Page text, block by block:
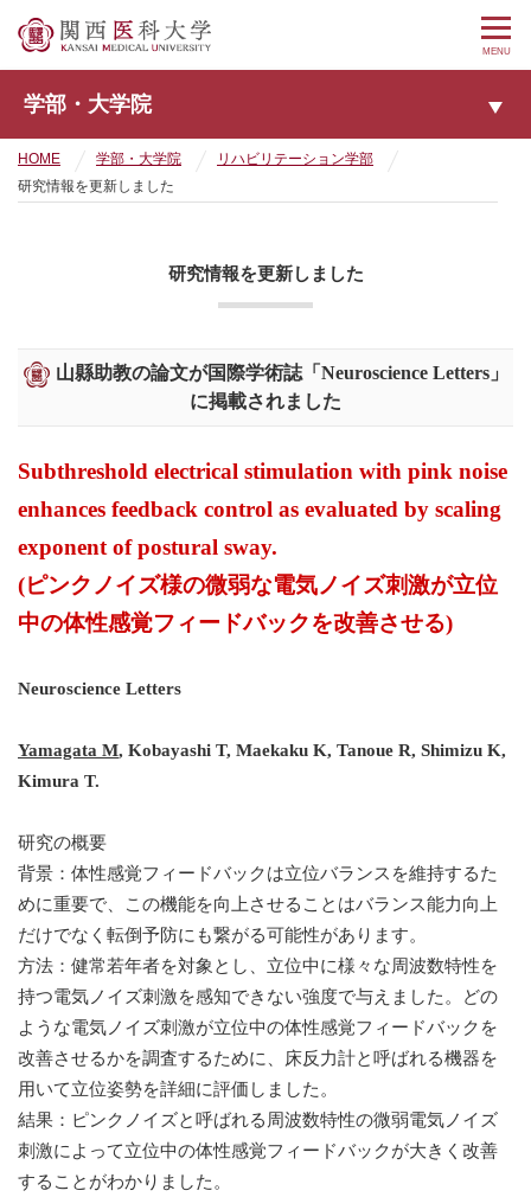
MENU
学部・大学院
HOME 学部・大学院
リハビリテーション学部
研究情報を更新しました
研究情報を更新しました
山縣助教の論文が国際学術誌「Neuroscience Letters」
に掲載されました
Subthreshold electrical stimulation with pink noise
enhances feedback control as evaluated by scaling
exponent of postural sway.
(ピンクノイズ様の微弱な電気ノイズ刺激が立位
中の体性感覚フィードバックを改善させる)
Neuroscience Letters
Yamagata M, Kobayashi T, Maekaku K, Tanoue R, Shimizu K,
Kimura T.
研究の概要
背景：体性感覚フィードバックは立位バランスを維持するた
めに重要で、この機能を向上させることはバランス能力向上
だけでなく転倒予防にも繋がる可能性があります。
方法：健常若年者を対象とし、立位中に様々な周波数特性を
持つ電気ノイズ刺激を感知できない強度で与えました。どの
ような電気ノイズ刺激が立位中の体性感覚フィードバックを
改善させるかを調査するために、床反力計と呼ばれる機器を
用いて立位姿勢を詳細に評価しました。
結果：ピンクノイズと呼ばれる周波数特性の微弱電気ノイズ
刺激によって立位中の体性感覚フィードバックが大きく改善
することがわかりました。